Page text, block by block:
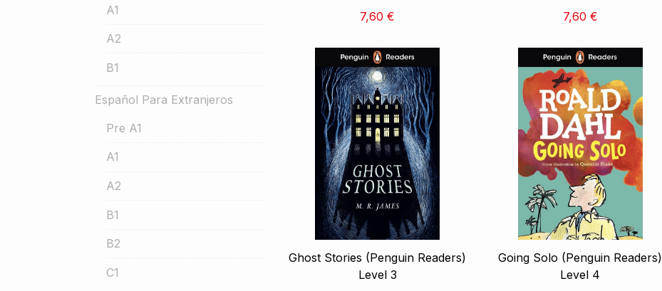
7,60 €
7,60 €
Ghost Stories (Penguin Readers)
Level 3
Going Solo (Penguin Readers)
Level 4
A1
A2
B1
Español Para Extranjeros
Pre A1
A1
A2
B1
B2
C1